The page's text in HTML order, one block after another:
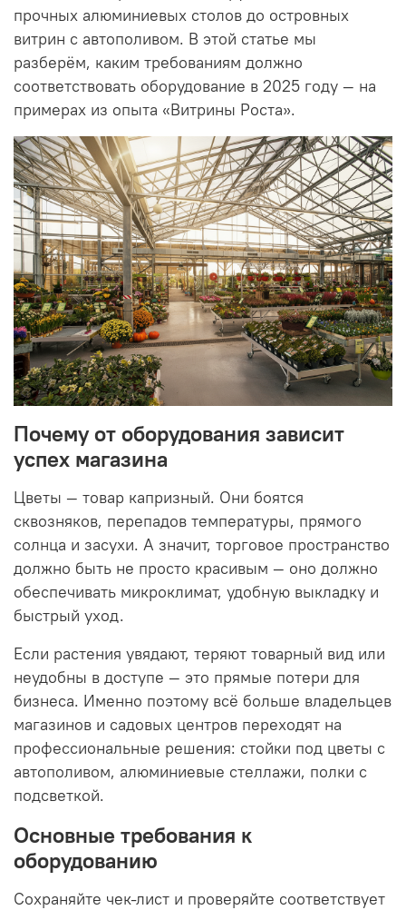
прочных алюминиевых столов до островных
витрин с автополивом. В этой статье мы
разберём, каким требованиям должно
соответствовать оборудование в 2025 году — на
примерах из опыта «Витрины Роста».
Почему от оборудования зависит
успех магазина
Цветы — товар капризный. Они боятся
сквозняков, перепадов температуры, прямого
солнца и засухи. А значит, торговое пространство
должно быть не просто красивым — оно должно
обеспечивать микроклимат, удобную выкладку и
быстрый уход.
Если растения увядают, теряют товарный вид или
неудобны в доступе — это прямые потери для
бизнеса. Именно поэтому всё больше владельцев
магазинов и садовых центров переходят на
профессиональные решения: стойки под цветы с
автополивом, алюминиевые стеллажи, полки с
подсветкой.
Основные требования к
оборудованию
Сохраняйте чек-лист и проверяйте соответствует